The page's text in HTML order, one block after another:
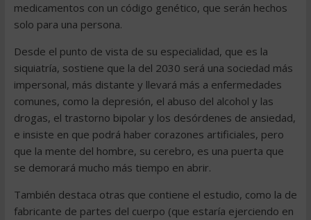
medicamentos con un código genético, que serán hechos
solo para una persona.
Desde el punto de vista de su especialidad, que es la
siquiatría, sostiene que la del 2030 será una sociedad más
impersonal, más distante y llevará más a enfermedades
comunes, como la depresión, el abuso del alcohol y las
drogas, el trastorno bipolar y los desórdenes de ansiedad,
e insiste en que podrá haber corazones artificiales, pero
que la mente del hombre, su cerebro, es una puerta que
se demorará mucho más tiempo en abrir.
También destaca otras que contiene el estudio, como la de
fabricante de partes del cuerpo (que estaría ejerciendo en